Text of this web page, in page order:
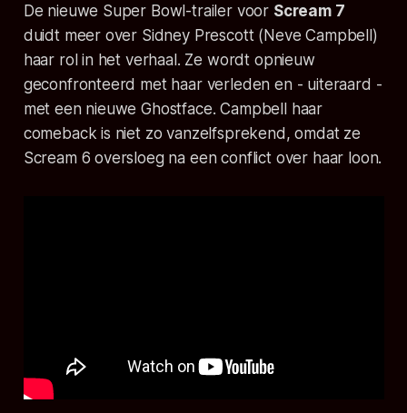
De nieuwe Super Bowl-trailer voor Scream 7
duidt meer over Sidney Prescott (Neve Campbell)
haar rol in het verhaal. Ze wordt opnieuw
geconfronteerd met haar verleden en - uiteraard -
met een nieuwe Ghostface. Campbell haar
comeback is niet zo vanzelfsprekend, omdat ze
Scream 6 oversloeg na een conflict over haar loon.